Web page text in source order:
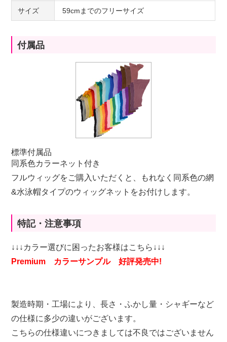
サイズ 59cmまでのフリーサイズ
付属品
標準付属品
同系色カラーネット付き
フルウィッグをご購入いただくと、もれなく同系色の網
&水泳帽タイプのウィッグネットをお付けします。
特記・注意事項
↓↓↓カラー選びに困ったお客様はこちら↓↓↓
Premium カラーサンプル 好評発売中!
製造時期・工場により、長さ・ふかし量・シャギーなど
の仕様に多少の違いがございます。
こちらの仕様違いにつきましては不良ではございません